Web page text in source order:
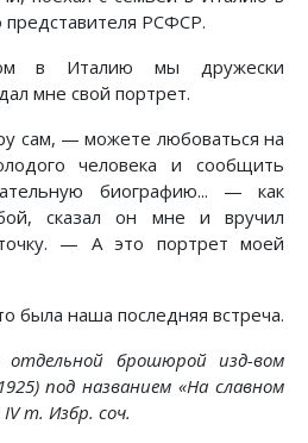
представителя РСФСР.
в Италию мы дружески
мне свой портрет.
сам, — можете любоваться на
человека и сообщить
биографию... — как
сказал он мне и вручил
— А это портрет моей
была наша последняя встреча.
отдельной брошюрой изд-вом
под названием «На славном
т. Избр. соч.